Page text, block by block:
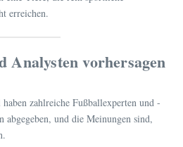
erreichen.
Analysten vorhersagen
zahlreiche Fußballexperten und -
abgegeben, und die Meinungen sind,